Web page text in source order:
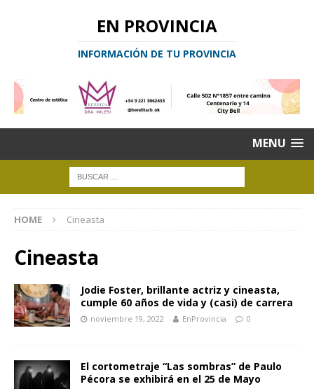
EN PROVINCIA
INFORMACIÓN DE TU PROVINCIA
MENU
HOME Cineasta
Cineasta
Jodie Foster, brillante actriz y cineasta,
cumple 60 años de vida y (casi) de carrera
noviembre 19, 2022 EnProvincia 0
El cortometraje “Las sombras” de Paulo
Pécora se exhibirá en el 25 de Mayo